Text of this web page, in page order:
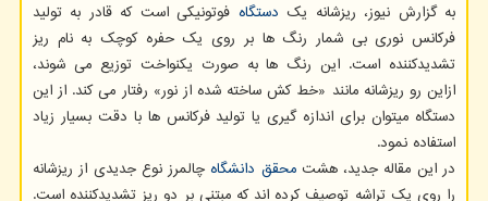
به گزارش نیوز، ریزشانه یک دستگاه فوتونیکی است که قادر به تولید
فرکانس نوری بی شمار رنگ ها بر روی یک حفره کوچک به نام ریز
تشدیدکننده است. این رنگ ها به صورت یکنواخت توزیع می شوند،
ازاین رو ریزشانه مانند «خط کش ساخته شده از نور» رفتار می کند. از این
دستگاه میتوان برای اندازه گیری یا تولید فرکانس ها با دقت بسیار زیاد
استفاده نمود.
در این مقاله جدید، هشتمحقق دانشگاه چالمرز نوع جدیدی از ریزشانه
را روی یک تراشه توصیف کرده اند که مبتنی بر دو ریز تشدیدکننده است.